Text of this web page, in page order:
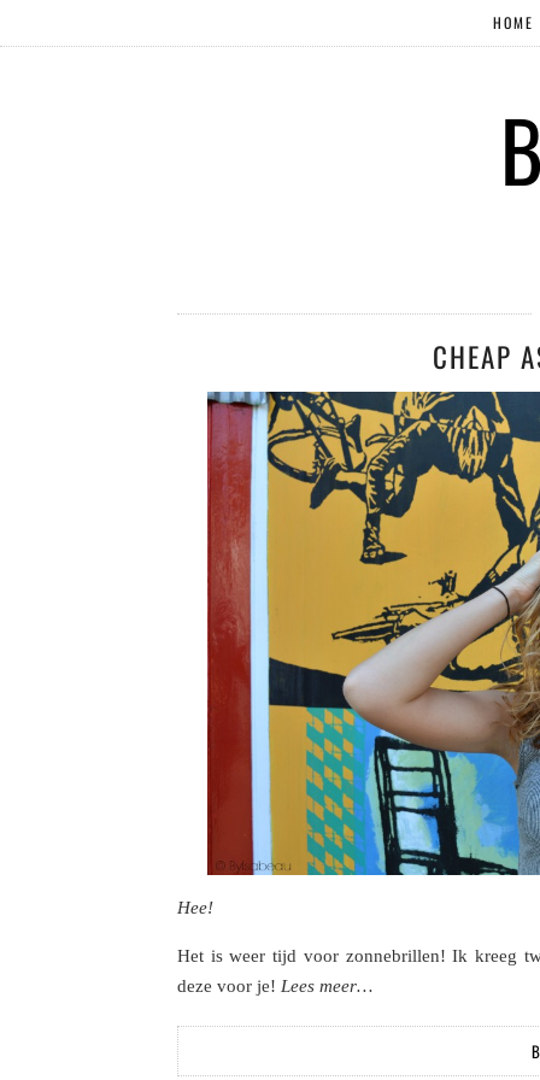
HOME
CHEAP
Hee!
Het is weer tijd voor zonnebrillen! Ik kreeg
deze voor je! Lees meer…